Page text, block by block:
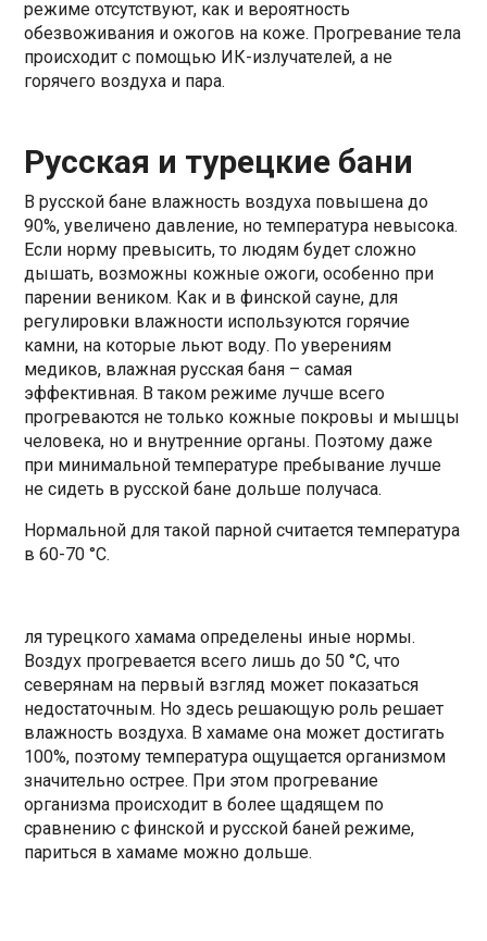
режиме отсутствуют, как и вероятность
обезвоживания и ожогов на коже. Прогревание тела
происходит с помощью ИК-излучателей, а не
горячего воздуха и пара.
Русская и турецкие бани
В русской бане влажность воздуха повышена до
90%, увеличено давление, но температура невысока.
Если норму превысить, то людям будет сложно
дышать, возможны кожные ожоги, особенно при
парении веником. Как и в финской сауне, для
регулировки влажности используются горячие
камни, на которые льют воду. По уверениям
медиков, влажная русская баня – самая
эффективная. В таком режиме лучше всего
прогреваются не только кожные покровы и мышцы
человека, но и внутренние органы. Поэтому даже
при минимальной температуре пребывание лучше
не сидеть в русской бане дольше получаса.
Нормальной для такой парной считается температура
в 60-70 °C.
ля турецкого хамама определены иные нормы.
Воздух прогревается всего лишь до 50 °C, что
северянам на первый взгляд может показаться
недостаточным. Но здесь решающую роль решает
влажность воздуха. В хамаме она может достигать
100%, поэтому температура ощущается организмом
значительно острее. При этом прогревание
организма происходит в более щадящем по
сравнению с финской и русской баней режиме,
париться в хамаме можно дольше.